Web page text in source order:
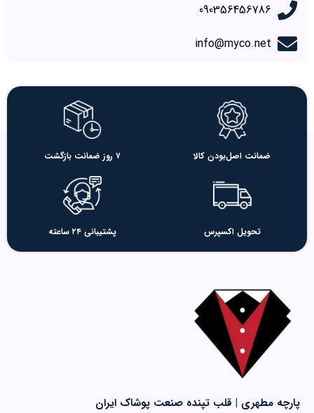
090356456786
info@myco.net
ضمانت اصل‌بودن کالا ۷ روز ضمانت بازگشت
تحویل اکسپرس پشتیبانی ۲۴ ساعته
پارچه مطهری | قلب تپنده صنعت پوشاک ایران